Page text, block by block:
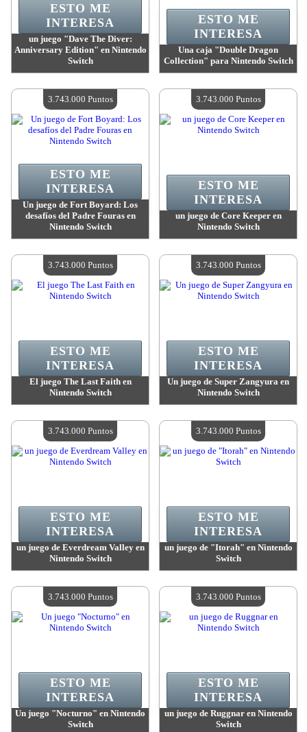
un juego "Dave The Diver:
Anniversary Edition" en Nintendo
Switch
Cantidad disponible:4
ESTO ME
INTERESA
Una caja "Double Dragon
Collection" para Nintendo Switch
Cantidad disponible:4
ESTO ME
INTERESA
Un juego de Fort Boyard: Los
desafíos del Padre Fouras en
Nintendo Switch
Cantidad disponible:4
ESTO ME
INTERESA
3.743.000 Puntos
un juego de Core Keeper en
Nintendo Switch
Cantidad disponible:4
ESTO ME
INTERESA
3.743.000 Puntos
El juego The Last Faith en
Nintendo Switch
Cantidad disponible:4
ESTO ME
INTERESA
3.743.000 Puntos
Un juego de Super Zangyura en
Nintendo Switch
Cantidad disponible:4
ESTO ME
INTERESA
3.743.000 Puntos
un juego de Everdream Valley en
Nintendo Switch
Cantidad disponible:4
ESTO ME
INTERESA
3.743.000 Puntos
un juego de "Itorah" en Nintendo
Switch
Cantidad disponible:4
ESTO ME
INTERESA
3.743.000 Puntos
Un juego "Nocturno" en Nintendo
Switch
ESTO ME
INTERESA
3.743.000 Puntos
un juego de Ruggnar en Nintendo
Switch
ESTO ME
INTERESA
3.743.000 Puntos